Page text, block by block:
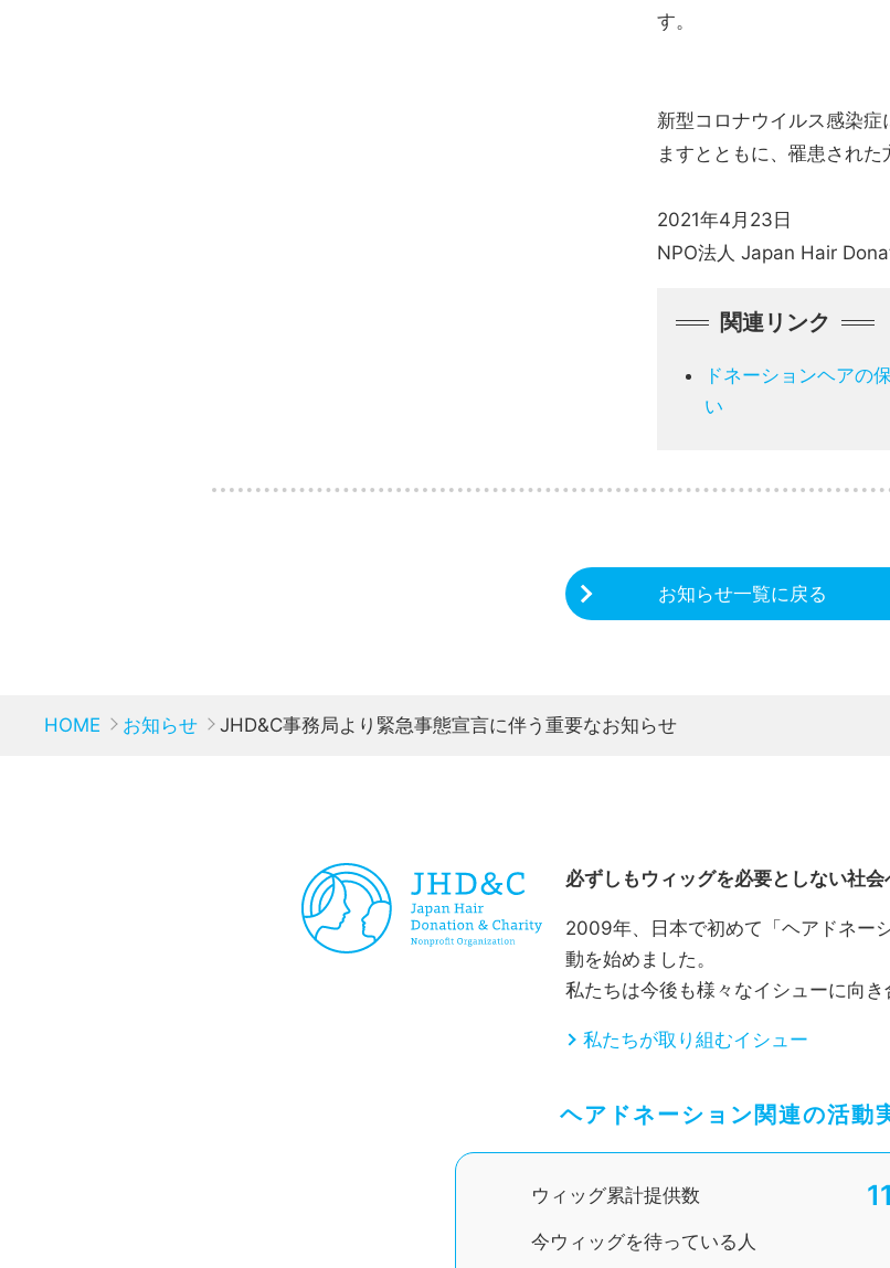
す。
新型コロナウイルス感染
ますとともに、罹患された
2021年4月23日
NPO法人 Japan Hair
関連リンク
ドネーションヘアの
い
お知らせ一覧に戻る
HOME お知らせ JHD&C事務局より緊急事態宣言に伴う重要なお知らせ
必ずしもウィッグを必要としない社会
2009年、日本で初めて「ヘアドネー
動を始めました。
私たちは今後も様々なイシューに向き
私たちが取り組むイシュー
ヘアドネーション関連の活動
ウィッグ累計提供数
今ウィッグを待っている人